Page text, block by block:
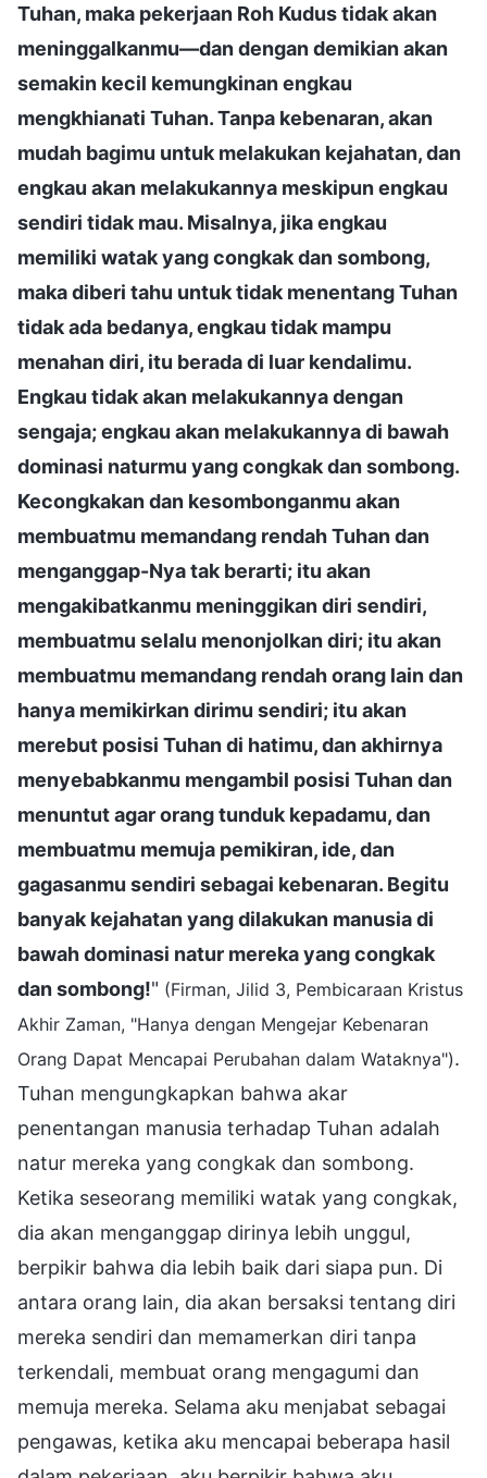
Tuhan, maka pekerjaan Roh Kudus tidak akan
meninggalkanmu—dan dengan demikian akan
semakin kecil kemungkinan engkau
mengkhianati Tuhan. Tanpa kebenaran, akan
mudah bagimu untuk melakukan kejahatan, dan
engkau akan melakukannya meskipun engkau
sendiri tidak mau. Misalnya, jika engkau
memiliki watak yang congkak dan sombong,
maka diberi tahu untuk tidak menentang Tuhan
tidak ada bedanya, engkau tidak mampu
menahan diri, itu berada di luar kendalimu.
Engkau tidak akan melakukannya dengan
sengaja; engkau akan melakukannya di bawah
dominasi naturmu yang congkak dan sombong.
Kecongkakan dan kesombonganmu akan
membuatmu memandang rendah Tuhan dan
menganggap-Nya tak berarti; itu akan
mengakibatkanmu meninggikan diri sendiri,
membuatmu selalu menonjolkan diri; itu akan
membuatmu memandang rendah orang lain dan
hanya memikirkan dirimu sendiri; itu akan
merebut posisi Tuhan di hatimu, dan akhirnya
menyebabkanmu mengambil posisi Tuhan dan
menuntut agar orang tunduk kepadamu, dan
membuatmu memuja pemikiran, ide, dan
gagasanmu sendiri sebagai kebenaran. Begitu
banyak kejahatan yang dilakukan manusia di
bawah dominasi natur mereka yang congkak
dan sombong!" (Firman, Jilid 3, Pembicaraan Kristus
Akhir Zaman, "Hanya dengan Mengejar Kebenaran
Orang Dapat Mencapai Perubahan dalam Wataknya").
Tuhan mengungkapkan bahwa akar
penentangan manusia terhadap Tuhan adalah
natur mereka yang congkak dan sombong.
Ketika seseorang memiliki watak yang congkak,
dia akan menganggap dirinya lebih unggul,
berpikir bahwa dia lebih baik dari siapa pun. Di
antara orang lain, dia akan bersaksi tentang diri
mereka sendiri dan memamerkan diri tanpa
terkendali, membuat orang mengagumi dan
memuja mereka. Selama aku menjabat sebagai
pengawas, ketika aku mencapai beberapa hasil